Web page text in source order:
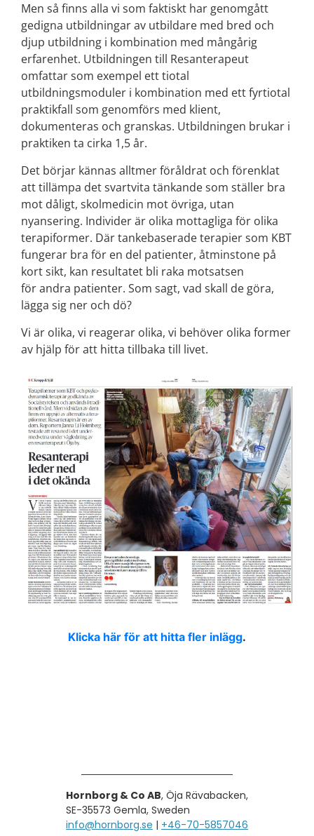
Men så finns alla vi som faktiskt har genomgått
gedigna utbildningar av utbildare med bred och
djup utbildning i kombination med mångårig
erfarenhet. Utbildningen till Resanterapeut
omfattar som exempel ett tiotal
utbildningsmoduler i kombination med ett fyrtiotal
praktikfall som genomförs med klient,
dokumenteras och granskas. Utbildningen brukar i
praktiken ta cirka 1,5 år.
Det börjar kännas alltmer föråldrat och förenklat
att tillämpa det svartvita tänkande som ställer bra
mot dåligt, skolmedicin mot övriga, utan
nyansering. Individer är olika mottagliga för olika
terapiformer. Där tankebaserade terapier som KBT
fungerar bra för en del patienter, åtminstone på
kort sikt, kan resultatet bli raka motsatsen
för andra patienter. Som sagt, vad skall de göra,
lägga sig ner och dö?
Vi är olika, vi reagerar olika, vi behöver olika former
av hjälp för att hitta tillbaka till livet.
Klicka här för att hitta fler inlägg.
Hornborg & Co AB, Öja Rävabacken,
SE-35573 Gemla, Sweden
info@hornborg.se | +46-70-5857046